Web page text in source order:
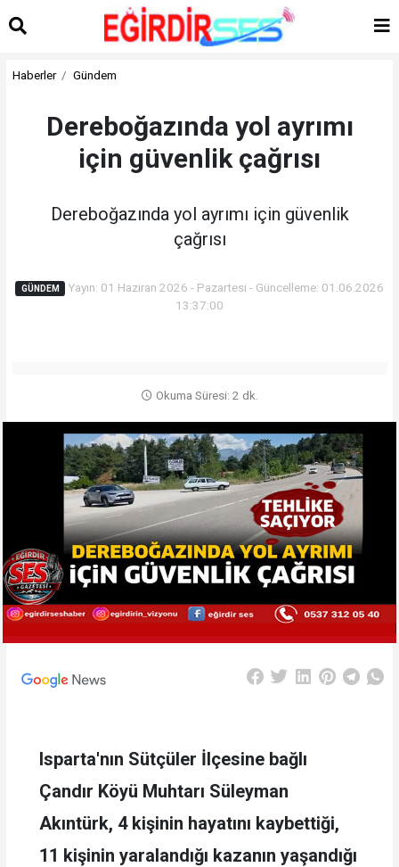
Haberler Gündem
Dereboğazında yol ayrımı
için güvenlik çağrısı
Dereboğazında yol ayrımı için güvenlik
çağrısı
GÜNDEM
Yayın: 01 Haziran 2026 - Pazartesi - Güncelleme: 01.06.2026
13:37:00
Okuma Süresi: 2 dk.
Isparta'nın Sütçüler İlçesine bağlı
Çandır Köyü Muhtarı Süleyman
Akıntürk, 4 kişinin hayatını kaybettiği,
11 kişinin yaralandığı kazanın yaşandığı